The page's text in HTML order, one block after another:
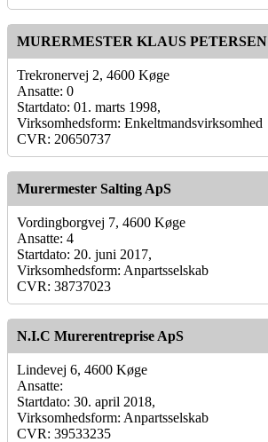
MURERMESTER KLAUS PETERSEN
Trekronervej 2, 4600 Køge
Ansatte: 0
Startdato: 01. marts 1998,
Virksomhedsform: Enkeltmandsvirksomhed
CVR: 20650737
Murermester Salting ApS
Vordingborgvej 7, 4600 Køge
Ansatte: 4
Startdato: 20. juni 2017,
Virksomhedsform: Anpartsselskab
CVR: 38737023
N.I.C Murerentreprise ApS
Lindevej 6, 4600 Køge
Ansatte:
Startdato: 30. april 2018,
Virksomhedsform: Anpartsselskab
CVR: 39533235